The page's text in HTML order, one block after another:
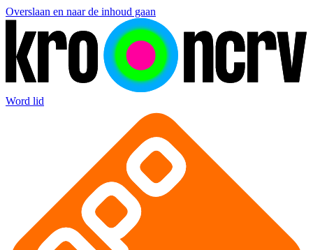
Overslaan en naar de inhoud gaan
Word lid